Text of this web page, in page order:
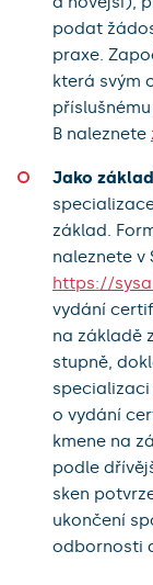
podat
praxe.
která svým
B naleznete
Jako
základ.
naleznete v
https://
vydání
na základě
stupně,
o vydání
kmene na
podle
sken
ukončení
odbornosti